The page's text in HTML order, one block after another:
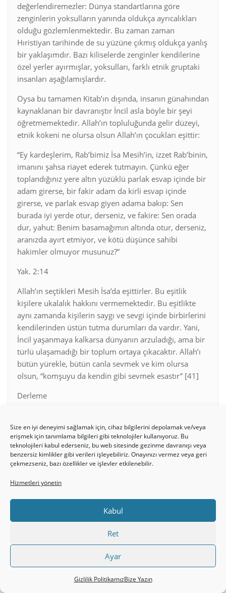
Size en iyi deneyimi sağlamak için, cihaz bilgilerini depolamak ve/veya
erişmek için tanımlama bilgileri gibi teknolojiler kullanıyoruz. Bu
teknolojileri kabul ederseniz, bu web sitesinde gezinme davranışı veya
benzersiz kimlikler gibi verileri işleyebiliriz. Onayınızı vermez veya geri
çekmezseniz, bazı özellikler ve işlevler etkilenebilir.
Hizmetleri yönetin
Kabul
Ret
Ayar
Gizlilik PolitikamızBize Yazın
değerlendiremezler: Dünya standartlarına göre
zenginlerin yoksulların yanında oldukça ayrıcalıkları
olduğu gözlemlenmektedir. Bu zaman zaman
Hıristiyan tarihinde de su yüzüne çıkmış oldukça yanlış
bir yaklaşımdır. Bazı kiliselerde zenginler kendilerine
özel yerler ayırmışlar, yoksulları, farklı etnik gruptaki
insanları aşağılamışlardır.
Oysa bu tamamen Kitab’ın dışında, insanın günahından
kaynaklanan bir davranıştır İncil asla böyle bir şeyi
öğretmemektedir. Allah’ın topluluğunda gelir düzeyi,
etnik kökeni ne olursa olsun Allah’ın çocukları eşittir:
“Ey kardeşlerim, Rab’bimiz İsa Mesih’in, izzet Rab’binin,
imanını şahsa riayet ederek tutmayın. Çünkü eğer
toplandığınız yere altın yüzüklü parlak esvap içinde bir
adam girerse, bir fakir adam da kirli esvap içinde
girerse, ve parlak esvap giyen adama bakıp: Sen
burada iyi yerde otur, derseniz, ve fakire: Sen orada
dur, yahut: Benim basamağımın altında otur, derseniz,
aranızda ayırt etmiyor, ve kötü düşünce sahibi
hakimler olmuyor musunuz?”
Yak. 2:14
Allah’ın seçtikleri Mesih İsa’da eşittirler. Bu eşitlik
kişilere ukalalık hakkını vermemektedir. Bu eşitlikte
aynı zamanda kişilerin saygı ve sevgi içinde birbirlerini
kendilerinden üstün tutma durumları da vardır. Yani,
İncil yaşanmaya kalkarsa dünyanın arzuladığı, ama bir
türlü ulaşamadığı bir toplum ortaya çıkacaktır. Allah’ı
bütün yürekle, bütün canla sevmek ve kim olursa
olsun, “komşuyu da kendin gibi sevmek esastır” [41]
Derleme
Derek Malcolm
[25] Gizlide olan dinsel davranışlara yalnızca verme
konusu dahil değildir. Mesih İsa’nın öğretişlerine
baktığımızda gizli duanın da orucun da ne kadar önem
[26] Yahudi yasasında hem uçan haşarat hem de
hayvanlar kirli olarak kabul edilirler.
[27] Bazıları bu konuda ileri gidip ilk kilisenin komünist
bir sistem olduğunu söylemektedirler. Oysa bu tarz
paylaşımın komünist rejimin paylaşım biçiminden
büyük farkı vardır. Burada Mesih İsa’ya inananların